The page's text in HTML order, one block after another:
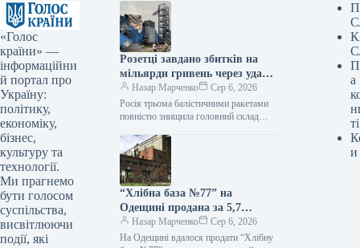
«Голос
країни» —
інформаційни
й портал про
Україну:
політику,
економіку,
бізнес,
культуру та
технології.
Ми прагнемо
бути голосом
суспільства,
висвітлюючи
події, які
Розетці завдано збитків на
мільярди гривень через удар
по складу під Києвом
Назар Марченко
Сер 6, 2026
Росія трьома балістичними ракетами
повністю знищила головний склад
атаки повністю знищено складський
комплекс інтернет-ритейлера
“Хлібна база №77” на
Одещині продана за 5,7
мільйона гривень.
Назар Марченко
Сер 6, 2026
На Одещині вдалося продати “Хлібну
а
ті
и